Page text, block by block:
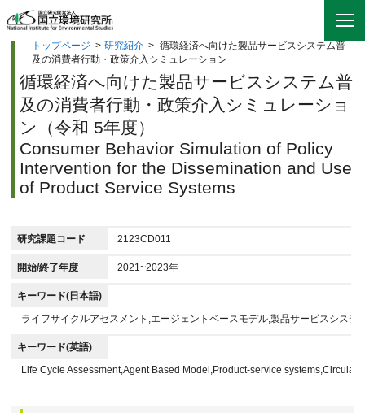
トップページ > 研究紹介 > 循環経済へ向けた製品サービスシステム普
及の消費者行動・政策介入シミュレーション
循環経済へ向けた製品サービスシステム普
及の消費者行動・政策介入シミュレーショ
ン（令和 5年度）
Consumer Behavior Simulation of Policy
Intervention for the Dissemination and Use
of Product Service Systems
研究課題コード 2123CD011
開始/終了年度 2021~2023年
キーワード(日本語)
ライフサイクルアセスメント,エージェントベースモデル,製品サービスシステ
キーワード(英語)
Life Cycle Assessment,Agent Based Model,Product-service systems,Circular